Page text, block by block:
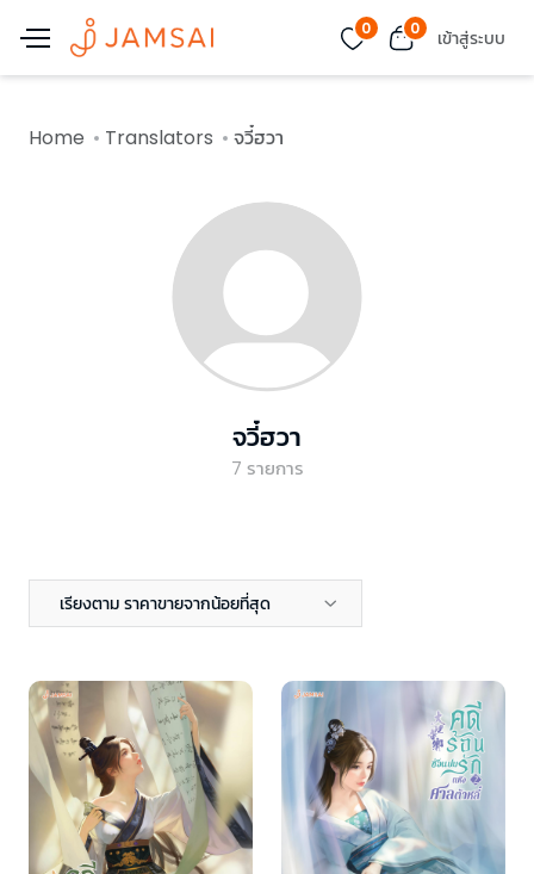
0 0 เข้าสู่ระบบ
Home Translators จวี๋ฮวา
จวี๋ฮวา
7 รายการ
เรียงตาม ราคาขายจากน้อยที่สุด